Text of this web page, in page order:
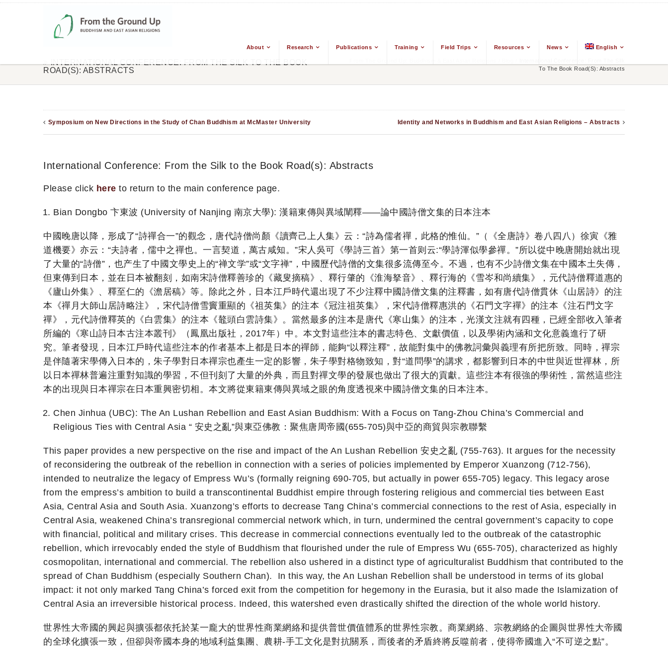
About Research Publications Training Field Trips Resources News English
INTERNATIONAL CONFERENCE: FROM THE SILK TO THE BOOK
ROAD(S): ABSTRACTS
From The Ground Up: Buddhism & East Asian Religions
International Conference: From The Silk
To The Book Road(s): Abstracts
Symposium on New Directions in the Study of Chan Buddhism at McMaster University Identity and Networks in Buddhism and East Asian Religions – Abstracts
International Conference: From the Silk to the Book Road(s): Abstracts
Please click here to return to the main conference page.
Bian Dongbo 卞東波 (University of Nanjing 南京大學): 漢籍東傳與異域闡釋——論中國詩僧文集的日本注本
中國晚唐以降，形成了“詩禪合一”的觀念，唐代詩僧尚顏《讀齊己上人集》云：“詩為儒者禪，此格的惟仙。”（《全唐詩》卷八四八）徐寅《雅
道機要》亦云：“夫詩者，儒中之禪也。一言契道，萬古咸知。”宋人吳可《學詩三首》第一首则云:“學詩渾似學參禪。”所以從中晚唐開始就出現
了大量的“詩僧”，也产生了中國文學史上的“禅文学”或“文字禅”，中國歷代詩僧的文集很多流傳至今。不過，也有不少詩僧文集在中國本土失傳，
但東傳到日本，並在日本被翻刻，如南宋詩僧釋善珍的《藏叟摘稿》、釋行肇的《淮海拏音》、釋行海的《雪岑和尚續集》，元代詩僧釋道惠的
《廬山外集》、釋至仁的《澹居稿》等。除此之外，日本江戶時代還出現了不少注釋中國詩僧文集的注釋書，如有唐代詩僧貫休《山居詩》的注
本《禪月大師山居詩略注》，宋代詩僧雪竇重顯的《祖英集》的注本《冠注祖英集》，宋代詩僧釋惠洪的《石門文字禪》的注本《注石門文字
禪》，元代詩僧釋英的《白雲集》的注本《鼇頭白雲詩集》。當然最多的注本是唐代《寒山集》的注本，光漢文注就有四種，已經全部收入筆者
所編的《寒山詩日本古注本叢刊》（鳳凰出版社，2017年）中。本文對這些注本的書志特色、文獻價值，以及學術內涵和文化意義進行了研
究。筆者發現，日本江戶時代這些注本的作者基本上都是日本的禪師，能夠“以釋注釋”，故能對集中的佛教詞彙與義理有所把所致。同時，禪宗
是伴隨著宋學傳入日本的，朱子學對日本禪宗也產生一定的影響，朱子學對格物致知，對“道問學”的講求，都影響到日本的中世與近世禪林，所
以日本禪林普遍注重對知識的學習，不但刊刻了大量的外典，而且對禪文學的發展也做出了很大的貢獻。這些注本有很強的學術性，當然這些注
本的出現與日本禪宗在日本重興密切相。本文將從東籍東傳與異域之眼的角度透視來中國詩僧文集的日本注本。
Chen Jinhua (UBC): The An Lushan Rebellion and East Asian Buddhism: With a Focus on Tang-Zhou China’s Commercial and
Religious Ties with Central Asia “ 安史之亂”與東亞佛教：聚焦唐周帝國(655-705)與中亞的商貿與宗教聯繫
This paper provides a new perspective on the rise and impact of the An Lushan Rebellion 安史之亂 (755-763). It argues for the necessity
of reconsidering the outbreak of the rebellion in connection with a series of policies implemented by Emperor Xuanzong (712-756),
intended to neutralize the legacy of Empress Wu’s (formally reigning 690-705, but actually in power 655-705) legacy. This legacy arose
from the empress’s ambition to build a transcontinental Buddhist empire through fostering religious and commercial ties between East
Asia, Central Asia and South Asia. Xuanzong’s efforts to decrease Tang China’s commercial connections to the rest of Asia, especially in
Central Asia, weakened China’s transregional commercial network which, in turn, undermined the central government’s capacity to cope
with financial, political and military crises. This decrease in commercial connections eventually led to the outbreak of the catastrophic
rebellion, which irrevocably ended the style of Buddhism that flourished under the rule of Empress Wu (655-705), characterized as highly
cosmopolitan, international and commercial. The rebellion also ushered in a distinct type of agriculturalist Buddhism that contributed to the
spread of Chan Buddhism (especially Southern Chan). In this way, the An Lushan Rebellion shall be understood in terms of its global
impact: it not only marked Tang China’s forced exit from the competition for hegemony in the Eurasia, but it also made the Islamization of
Central Asia an irreversible historical process. Indeed, this watershed even drastically shifted the direction of the whole world history.
世界性大帝國的興起與擴張都依托於某一龐大的世界性商業網絡和提供普世價值體系的世界性宗教。商業網絡、宗教網絡的企圖與世界性大帝國
的全球化擴張一致，但卻與帝國本身的地域利益集團、農耕-手工文化是對抗關系，而後者的矛盾終將反噬前者，使得帝國進入“不可逆之點”。